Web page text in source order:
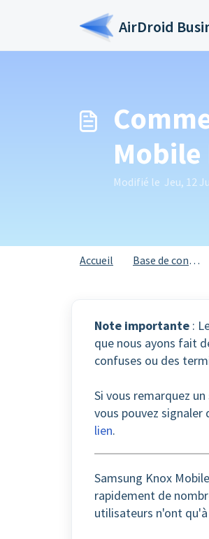
AirDroid
Mobile
Modifié le Jeu, 12
Accueil Base de connaissances
Note importante :
que nous ayons fait
confuses ou des
Si vous remarquez
vous pouvez
lien.
Samsung Knox
rapidement de
utilisateurs n'ont qu'à